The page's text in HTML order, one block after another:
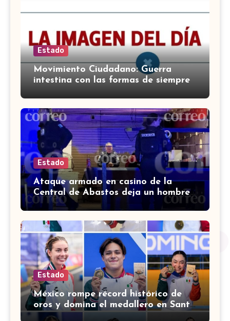
Estado
Movimiento Ciudadano: Guerra
intestina con las formas de siempre
Estado
Ataque armado en casino de la
Central de Abastos deja un hombre
muerto en León
Estado
México rompe récord histórico de
oros y domina el medallero en Santo
Domingo 2026